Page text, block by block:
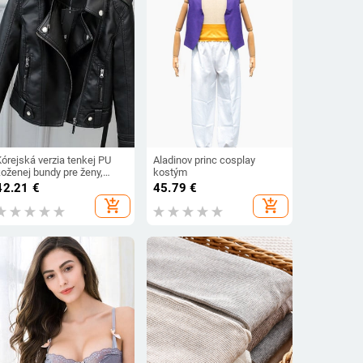
verzia tenkej PU
bundy pre ženy,
jeseň/zima 2023, nový
motocyklový kožený krátky
€
add_shopping_cart
Aladinov princ cosplay
kostým
45.79 €
add_shopping_cart